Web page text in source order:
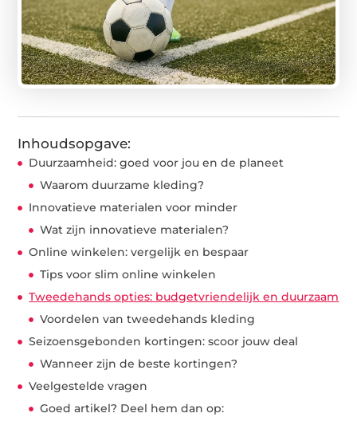
Inhoudsopgave:
Duurzaamheid: goed voor jou en de planeet
Waarom duurzame kleding?
Innovatieve materialen voor minder
Wat zijn innovatieve materialen?
Online winkelen: vergelijk en bespaar
Tips voor slim online winkelen
Tweedehands opties: budgetvriendelijk en duurzaam
Voordelen van tweedehands kleding
Seizoensgebonden kortingen: scoor jouw deal
Wanneer zijn de beste kortingen?
Veelgestelde vragen
Goed artikel? Deel hem dan op: